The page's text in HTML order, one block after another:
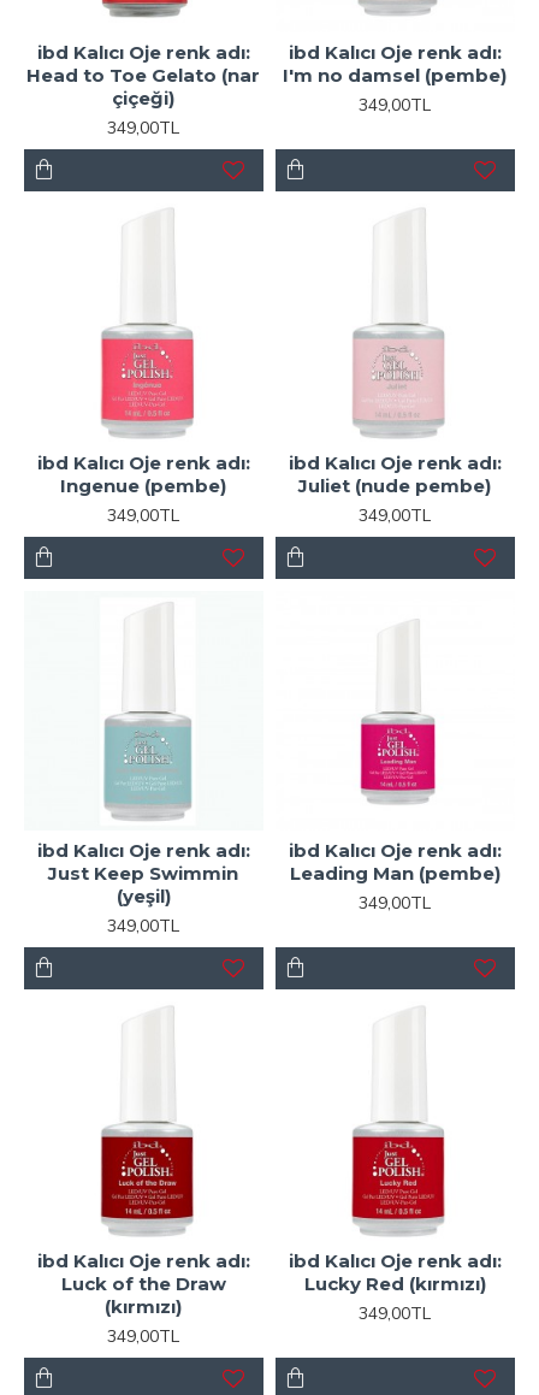
ibd Kalıcı Oje renk adı:
Head to Toe Gelato (nar
çiçeği)
349,00TL
ibd Kalıcı Oje renk adı:
I'm no damsel (pembe)
349,00TL
ibd Kalıcı Oje renk adı:
Ingenue (pembe)
349,00TL
ibd Kalıcı Oje renk adı:
Juliet (nude pembe)
349,00TL
ibd Kalıcı Oje renk adı:
Just Keep Swimmin
(yeşil)
349,00TL
ibd Kalıcı Oje renk adı:
Leading Man (pembe)
349,00TL
ibd Kalıcı Oje renk adı:
Luck of the Draw
(kırmızı)
349,00TL
ibd Kalıcı Oje renk adı:
Lucky Red (kırmızı)
349,00TL